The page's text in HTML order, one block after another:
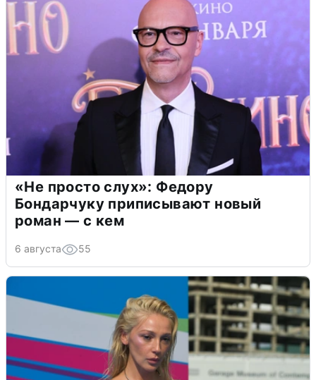
«Не просто слух»: Федору
Бондарчуку приписывают новый
роман — с кем
6 августа 55